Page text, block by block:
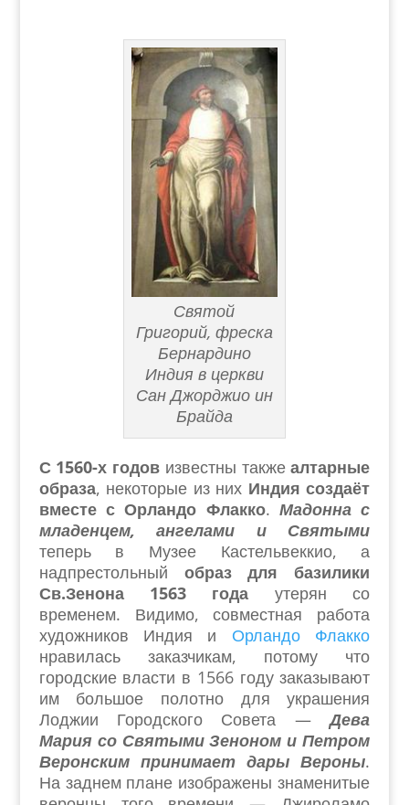
Святой
Григорий, фреска
Бернардино
Индия в церкви
Сан Джорджио ин
Брайда
С 1560-х годов известны такжеалтарные
образа, некоторые из них Индия создаёт
вместе с Орландо Флакко.Мадонна с
младенцем, ангелами и Святыми
теперь в Музее Кастельвеккио, а
надпрестольный образ для базилики
Св.Зенона
1563 года утерян со
временем. Видимо, совместная работа
художников Индия и Орландо Флакко
нравилась заказчикам, потому что
городские власти в 1566 году заказывают
им большое полотно для украшения
Лоджии Городского Совета —Дева
Мария со Святыми Зеноном и Петром
Веронским принимает дары Вероны.
На заднем плане изображены знаменитые